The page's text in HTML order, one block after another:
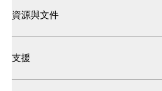
資源與文件
支援